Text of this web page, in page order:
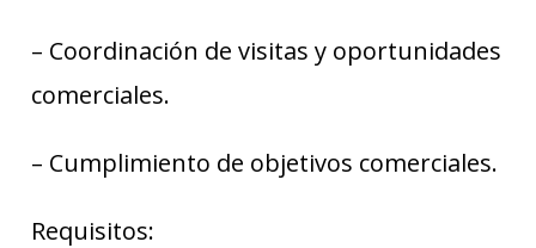
– Coordinación de visitas y oportunidades
comerciales.
– Cumplimiento de objetivos comerciales.
Requisitos: